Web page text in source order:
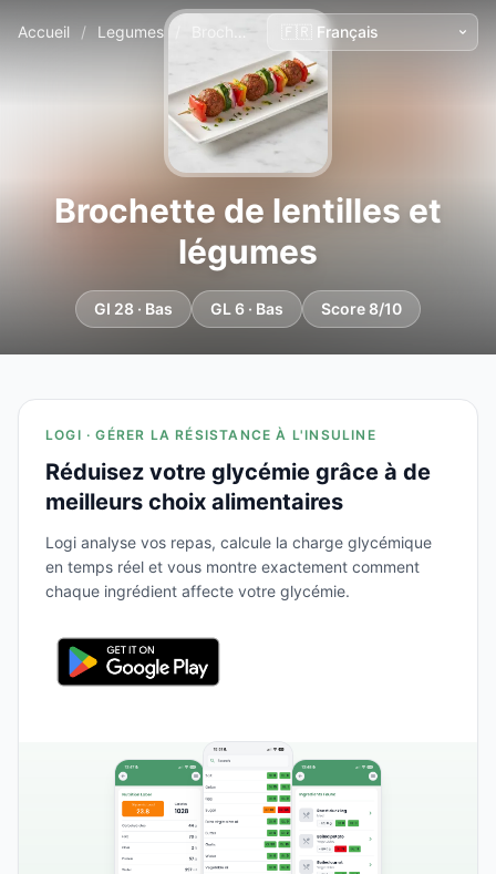
Accueil / Legumes
Brochette de lentilles et
légumes
GI 28 · Bas GL 6 · Bas Score 8/10
LOGI · GÉRER LA RÉSISTANCE À L'INSULINE
Réduisez votre glycémie grâce à de
meilleurs choix alimentaires
Logi analyse vos repas, calcule la charge glycémique
en temps réel et vous montre exactement comment
chaque ingrédient affecte votre glycémie.